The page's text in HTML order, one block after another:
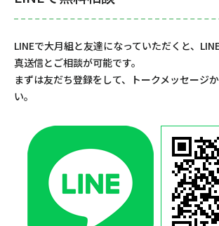
LINEで大月組と友達になっていただくと、
真送信とご相談が可能です。
まずは友だち登録をして、トークメッセージ
い。